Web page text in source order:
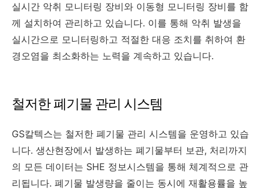
실시간 악취 모니터링 장비와 이동형 모니터링 장비를 함
께 설치하여 관리하고 있습니다. 이를 통해 악취 발생을
실시간으로 모니터링하고 적절한 대응 조치를 취하여 환
경오염을 최소화하는 노력을 계속하고 있습니다.
철저한 폐기물 관리 시스템
GS칼텍스는 철저한 폐기물 관리 시스템을 운영하고 있습
니다. 생산현장에서 발생하는 폐기물부터 보관, 처리까지
의 모든 데이터는 SHE 정보시스템을 통해 체계적으로 관
리됩니다. 폐기물 발생량을 줄이는 동시에 재활용률을 높